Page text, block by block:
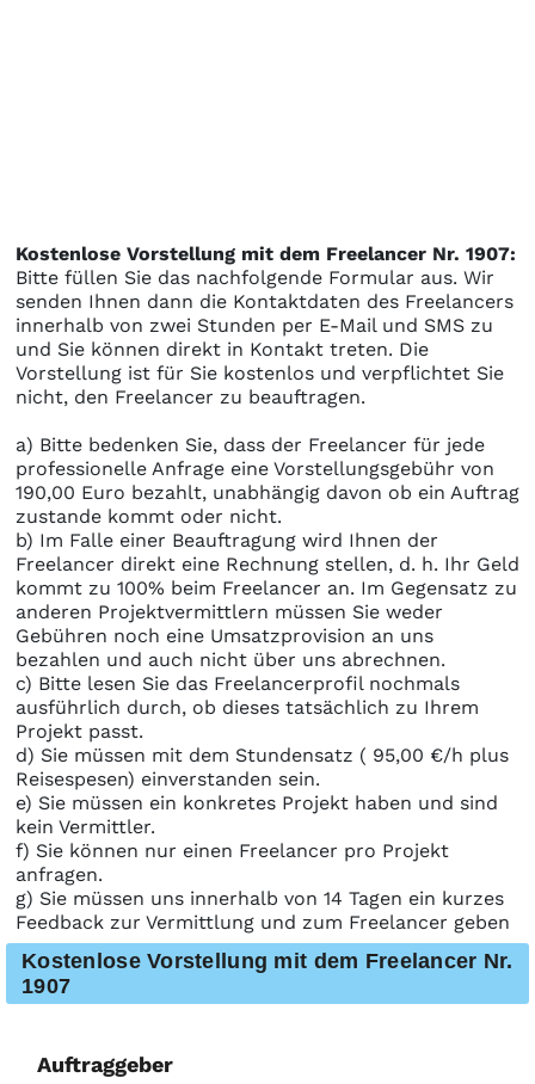
Kostenlose Vorstellung mit dem Freelancer Nr. 1907:
Bitte füllen Sie das nachfolgende Formular aus. Wir
senden Ihnen dann die Kontaktdaten des Freelancers
innerhalb von zwei Stunden per E-Mail und SMS zu
und Sie können direkt in Kontakt treten. Die
Vorstellung ist für Sie kostenlos und verpflichtet Sie
nicht, den Freelancer zu beauftragen.
a) Bitte bedenken Sie, dass der Freelancer für jede
professionelle Anfrage eine Vorstellungsgebühr von
190,00 Euro bezahlt, unabhängig davon ob ein Auftrag
zustande kommt oder nicht.
b) Im Falle einer Beauftragung wird Ihnen der
Freelancer direkt eine Rechnung stellen, d. h. Ihr Geld
kommt zu 100% beim Freelancer an. Im Gegensatz zu
anderen Projektvermittlern müssen Sie weder
Gebühren noch eine Umsatzprovision an uns
bezahlen und auch nicht über uns abrechnen.
c) Bitte lesen Sie das Freelancerprofil nochmals
ausführlich durch, ob dieses tatsächlich zu Ihrem
Projekt passt.
d) Sie müssen mit dem Stundensatz ( 95,00 €/h plus
Reisespesen) einverstanden sein.
e) Sie müssen ein konkretes Projekt haben und sind
kein Vermittler.
f) Sie können nur einen Freelancer pro Projekt
anfragen.
g) Sie müssen uns innerhalb von 14 Tagen ein kurzes
Feedback zur Vermittlung und zum Freelancer geben
Kostenlose Vorstellung mit dem Freelancer Nr.
1907
Auftraggeber